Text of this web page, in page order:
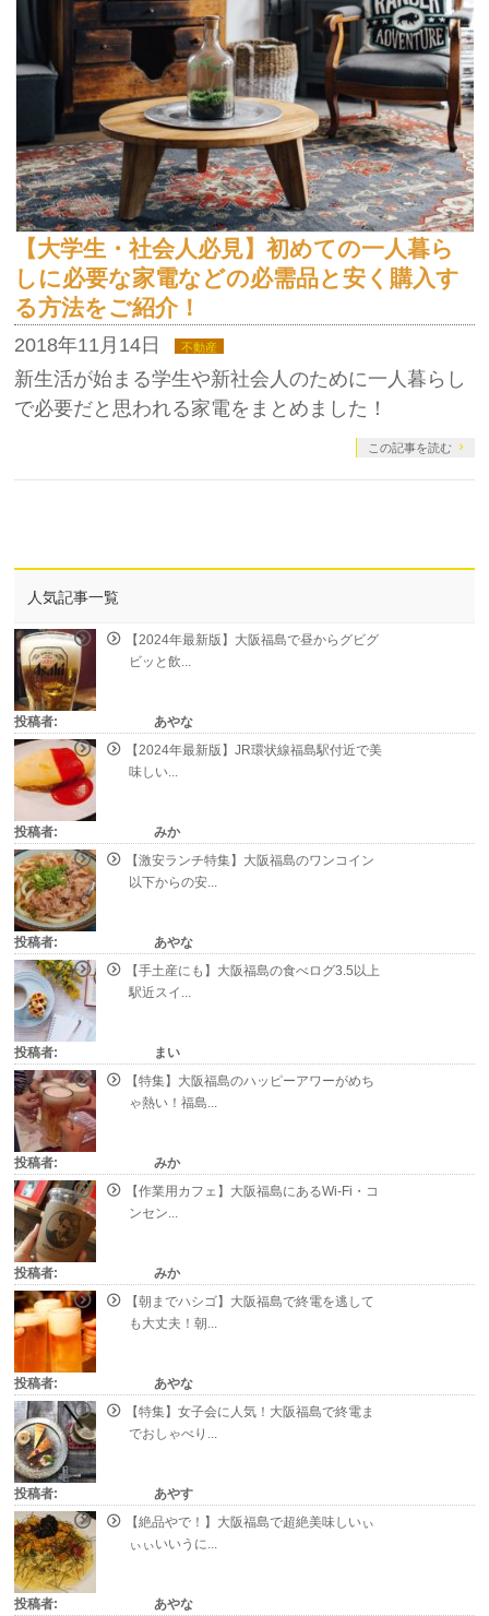
【大学生・社会人必見】初めての一人暮ら
しに必要な家電などの必需品と安く購入す
る方法をご紹介！
2018年11月14日 不動産
新生活が始まる学生や新社会人のために一人暮らし
で必要だと思われる家電をまとめました！
この記事を読む
人気記事一覧
【2024年最新版】大阪福島で昼からグビグ
ビッと飲...
投稿者:
あやな
【2024年最新版】JR環状線福島駅付近で美
味しい...
投稿者:
みか
【激安ランチ特集】大阪福島のワンコイン
以下からの安...
投稿者:
あやな
【手土産にも】大阪福島の食べログ3.5以上
駅近スイ...
投稿者:
まい
【特集】大阪福島のハッピーアワーがめち
ゃ熱い！福島...
投稿者:
みか
【作業用カフェ】大阪福島にあるWi-Fi・コ
ンセン...
投稿者:
みか
【朝までハシゴ】大阪福島で終電を逃して
も大丈夫！朝...
投稿者:
あやな
【特集】女子会に人気！大阪福島で終電ま
でおしゃべり...
投稿者:
あやす
【絶品やで！】大阪福島で超絶美味しいぃ
ぃぃいいうに...
投稿者: あやな